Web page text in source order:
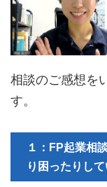
相談のご感想を
す。
１：FP起業相
り困ったりし